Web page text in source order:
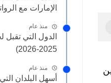
الإمارات مع
منذ عام
الدول التي
2025-2026)
منذ عام
أسهل البلدان